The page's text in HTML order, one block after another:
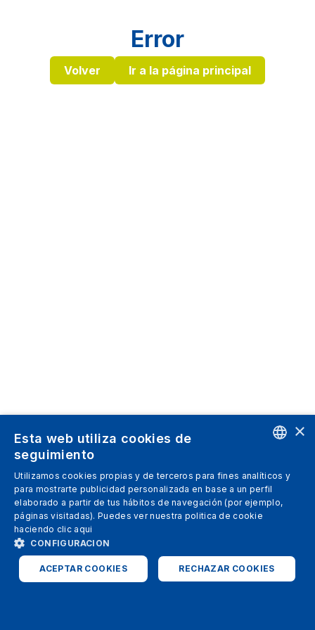
Error
Volver Ir a la página principal
SPANISH
ITALIAN
ENGLISH
×
Esta web utiliza cookies de
seguimiento
Utilizamos cookies propias y de terceros para fines analíticos y
para mostrarte publicidad personalizada en base a un perfil
elaborado a partir de tus hábitos de navegación (por ejemplo,
páginas visitadas). Puedes ver nuestra politica de cookie
haciendo clic aqui
CONFIGURACION
ACEPTAR COOKIES RECHAZAR COOKIES